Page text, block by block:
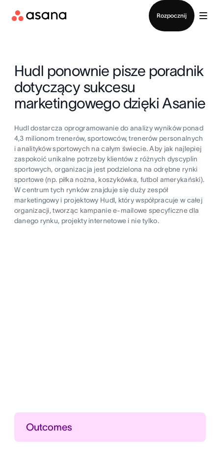
Rozpocznij
Hudl ponownie pisze poradnik
dotyczący sukcesu
marketingowego dzięki Asanie
Hudl dostarcza oprogramowanie do analizy wyników ponad
4,3 milionom trenerów, sportowców, trenerów personalnych
i analityków sportowych na całym świecie. Aby jak najlepiej
zaspokoić unikalne potrzeby klientów z różnych dyscyplin
sportowych, organizacja jest podzielona na odrębne rynki
sportowe (np. piłka nożna, koszykówka, futbol amerykański).
W centrum tych rynków znajduje się duży zespół
marketingowy i projektowy Hudl, który współpracuje w całej
organizacji, tworząc kampanie e-mailowe specyficzne dla
danego rynku, projekty internetowe i nie tylko.
Outcomes